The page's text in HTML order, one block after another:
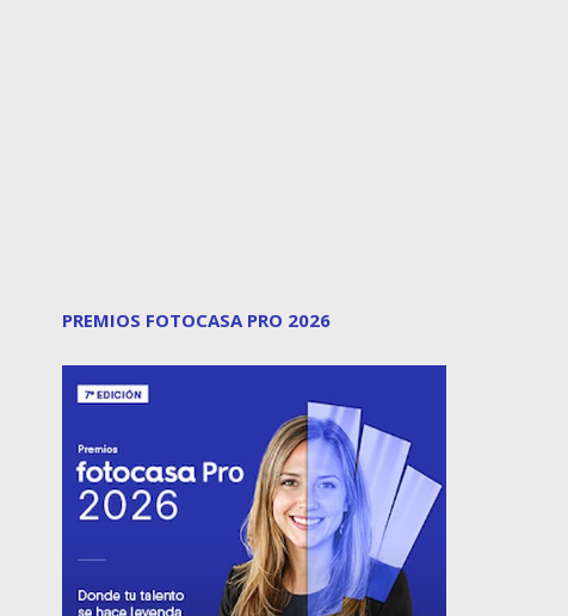
PREMIOS FOTOCASA PRO 2026